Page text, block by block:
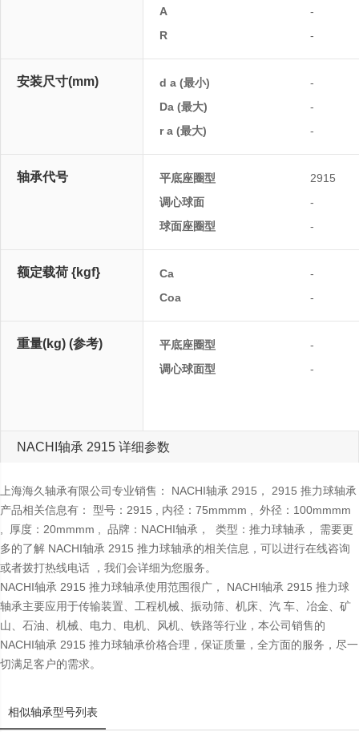
A
-
R
-
安装尺寸(mm) d a (最小)
-
Da (最大)
-
r a (最大)
-
轴承代号 平底座圈型
2915
调心球面
-
球面座圈型
-
额定载荷 {kgf} Ca
-
Coa
-
重量(kg) (参考) 平底座圈型
-
调心球面型
-
NACHI轴承 2915 详细参数
上海海久轴承有限公司专业销售： NACHI轴承 2915， 2915 推力球轴承
产品相关信息有： 型号：2915 , 内径：75mmmm , 外径：100mmmm
, 厚度：20mmmm , 品牌：NACHI轴承， 类型：推力球轴承， 需要更
多的了解 NACHI轴承 2915 推力球轴承的相关信息，可以进行在线咨询
或者拨打热线电话 ，我们会详细为您服务。
NACHI轴承 2915 推力球轴承使用范围很广， NACHI轴承 2915 推力球
轴承主要应用于传输装置、工程机械、振动筛、机床、汽 车、冶金、矿
山、石油、机械、电力、电机、风机、铁路等行业，本公司销售的
NACHI轴承 2915 推力球轴承价格合理，保证质量，全方面的服务，尽一
切满足客户的需求。
相似轴承型号列表